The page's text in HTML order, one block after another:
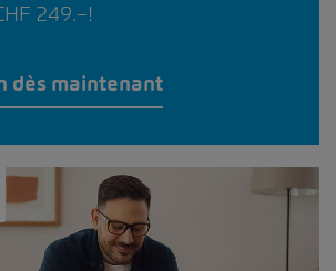
249.–!
dès maintenant